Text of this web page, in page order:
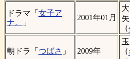
ドラマ「 女子ア
ナ。
」
2001年01月
（
朝ドラ「 つばさ 」 2009年
（